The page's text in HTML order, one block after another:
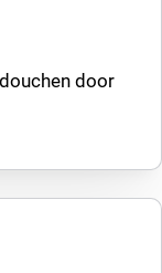
door